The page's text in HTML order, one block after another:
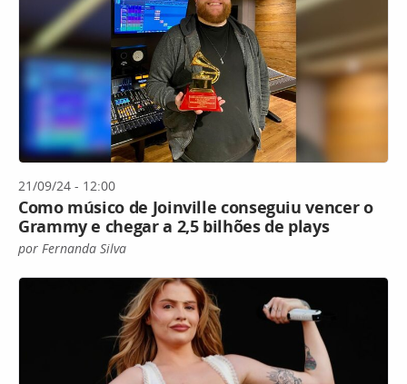
21/09/24 - 12:00
Como músico de Joinville conseguiu vencer o
Grammy e chegar a 2,5 bilhões de plays
por Fernanda Silva